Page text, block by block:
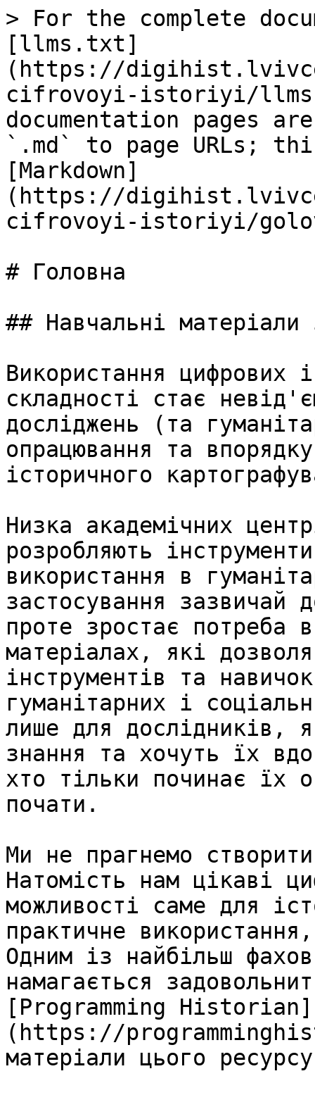
> For the complete
[llms.txt]
(https://
cifrovoyi-istoriyi/
documentation pages
`.md` to page URLs;
[Markdown]
(https://
cifrovoyi-istoriyi/
# Головна
## Навчальні
Використання цифрових
складності стає
досліджень (та
опрацювання та
історичного
Низка академічних
розробляють
використання в
застосування зазвичай
проте зростає потреба
матеріалах, які
інструментів та
гуманітарних і
лише для дослідників,
знання та хочуть їх
хто тільки починає їх
почати.
Ми не прагнемо
Натомість нам цікаві
можливості саме для
практичне
Одним із найбільш
намагається
[Programming Historian]
(https://
матеріали цього